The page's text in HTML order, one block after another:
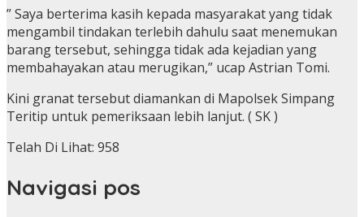
” Saya berterima kasih kepada masyarakat yang tidak
mengambil tindakan terlebih dahulu saat menemukan
barang tersebut, sehingga tidak ada kejadian yang
membahayakan atau merugikan,” ucap Astrian Tomi.
Kini granat tersebut diamankan di Mapolsek Simpang
Teritip untuk pemeriksaan lebih lanjut. ( SK )
Telah Di Lihat: 958
Navigasi pos